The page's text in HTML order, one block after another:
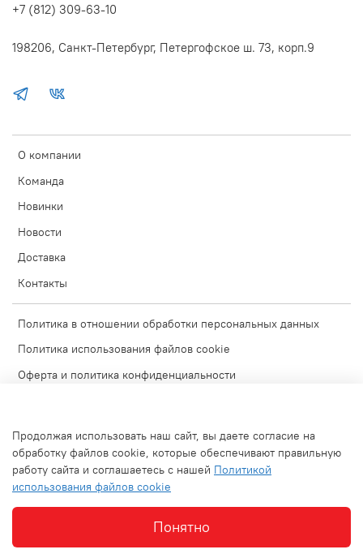
О компании
Команда
Новинки
Новости
Доставка
Контакты
Политика в отношении обработки персональных данных
Политика использования файлов cookie
Оферта и политика конфиденциальности
Блог
Обратная связь
+7 (812) 309-63-10
198206, Санкт-Петербург, Петергофское ш. 73, корп.9
Интернет-магазин создан на inSales
Продолжая использовать наш сайт, вы даете согласие на
обработку файлов cookie, которые обеспечивают правильную
работу сайта и соглашаетесь с нашей Политикой
использования файлов cookie
Понятно